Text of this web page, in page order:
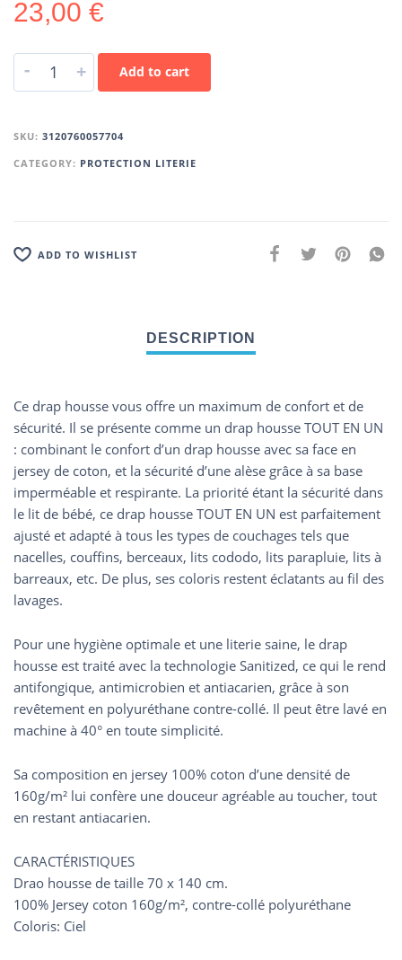
23,00 €
- + Add to cart
SKU: 3120760057704
CATEGORY: PROTECTION LITERIE
ADD TO WISHLIST
Ce drap housse vous offre un maximum de confort et de
sécurité. Il se présente comme un drap housse TOUT EN UN
: combinant le confort d’un drap housse avec sa face en
jersey de coton, et la sécurité d’une alèse grâce à sa base
imperméable et respirante. La priorité étant la sécurité dans
le lit de bébé, ce drap housse TOUT EN UN est parfaitement
ajusté et adapté à tous les types de couchages tels que
nacelles, couffins, berceaux, lits cododo, lits parapluie, lits à
barreaux, etc. De plus, ses coloris restent éclatants au fil des
lavages.
Pour une hygiène optimale et une literie saine, le drap
housse est traité avec la technologie Sanitized, ce qui le rend
antifongique, antimicrobien et antiacarien, grâce à son
revêtement en polyuréthane contre-collé. Il peut être lavé en
machine à 40° en toute simplicité.
Sa composition en jersey 100% coton d’une densité de
160g/m² lui confère une douceur agréable au toucher, tout
en restant antiacarien.
CARACTÉRISTIQUES
Drao housse de taille 70 x 140 cm.
100% Jersey coton 160g/m², contre-collé polyuréthane
Coloris: Ciel